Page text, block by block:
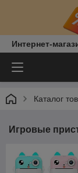
Интернет-
Каталог
Игровые